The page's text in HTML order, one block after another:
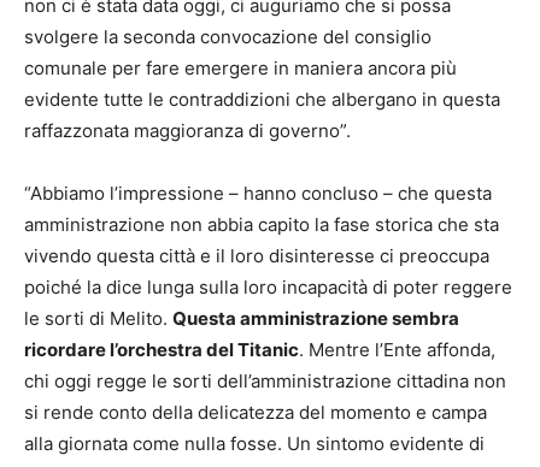
non ci è stata data oggi, ci auguriamo che si possa
svolgere la seconda convocazione del consiglio
comunale per fare emergere in maniera ancora più
evidente tutte le contraddizioni che albergano in questa
raffazzonata maggioranza di governo”.
“Abbiamo l’impressione – hanno concluso – che questa
amministrazione non abbia capito la fase storica che sta
vivendo questa città e il loro disinteresse ci preoccupa
poiché la dice lunga sulla loro incapacità di poter reggere
le sorti di Melito. Questa amministrazione sembra
ricordare l’orchestra del Titanic. Mentre l’Ente affonda,
chi oggi regge le sorti dell’amministrazione cittadina non
si rende conto della delicatezza del momento e campa
alla giornata come nulla fosse. Un sintomo evidente di